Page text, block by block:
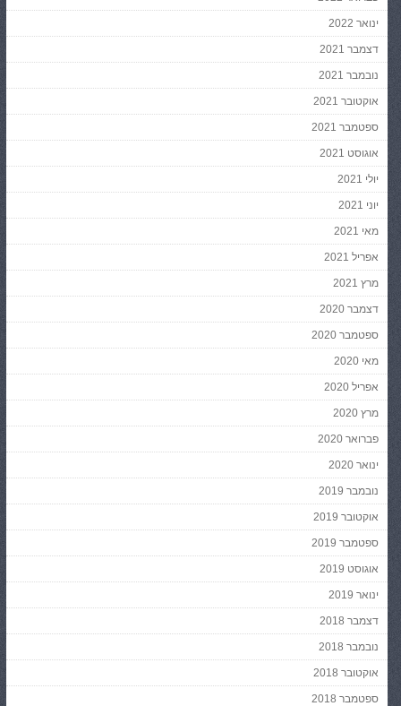
ינואר 2022
דצמבר 2021
נובמבר 2021
אוקטובר 2021
ספטמבר 2021
אוגוסט 2021
יולי 2021
יוני 2021
מאי 2021
אפריל 2021
מרץ 2021
דצמבר 2020
ספטמבר 2020
מאי 2020
אפריל 2020
מרץ 2020
פברואר 2020
ינואר 2020
נובמבר 2019
אוקטובר 2019
ספטמבר 2019
אוגוסט 2019
ינואר 2019
דצמבר 2018
נובמבר 2018
אוקטובר 2018
ספטמבר 2018